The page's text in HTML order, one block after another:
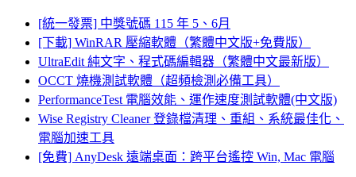
[統一發票] 中獎號碼 115 年 5、6月
[下載] WinRAR 壓縮軟體（繁體中文版+免費版）
UltraEdit 純文字、程式碼編輯器（繁體中文最新版）
OCCT 燒機測試軟體（超頻檢測必備工具）
PerformanceTest 電腦效能、運作速度測試軟體(中文版)
Wise Registry Cleaner 登錄檔清理、重組、系統最佳化、
電腦加速工具
[免費] AnyDesk 遠端桌面：跨平台遙控 Win, Mac 電腦